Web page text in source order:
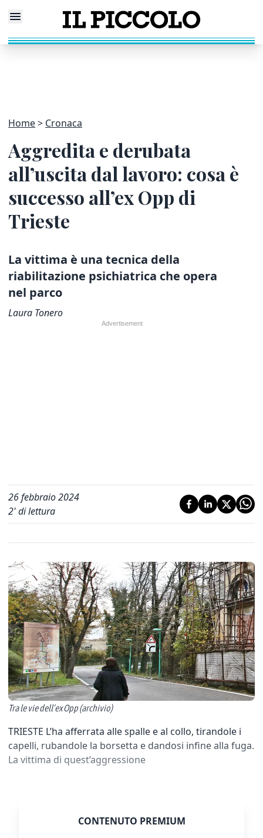
Home Cronaca
Aggredita e derubata
all’uscita dal lavoro: cosa è
successo all’ex Opp di
Trieste
La vittima è una tecnica della
riabilitazione psichiatrica che opera
nel parco
Laura Tonero
26 febbraio 2024
2' di lettura
Tra le vie dell’ex Opp (archivio)
TRIESTE L’ha afferrata alle spalle e al collo, tirandole i
capelli, rubandole la borsetta e dandosi infine alla fuga.
La vittima di quest’aggressione
CONTENUTO PREMIUM